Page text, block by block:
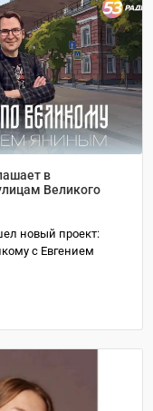
в
Великого
новый проект:
с Евгением